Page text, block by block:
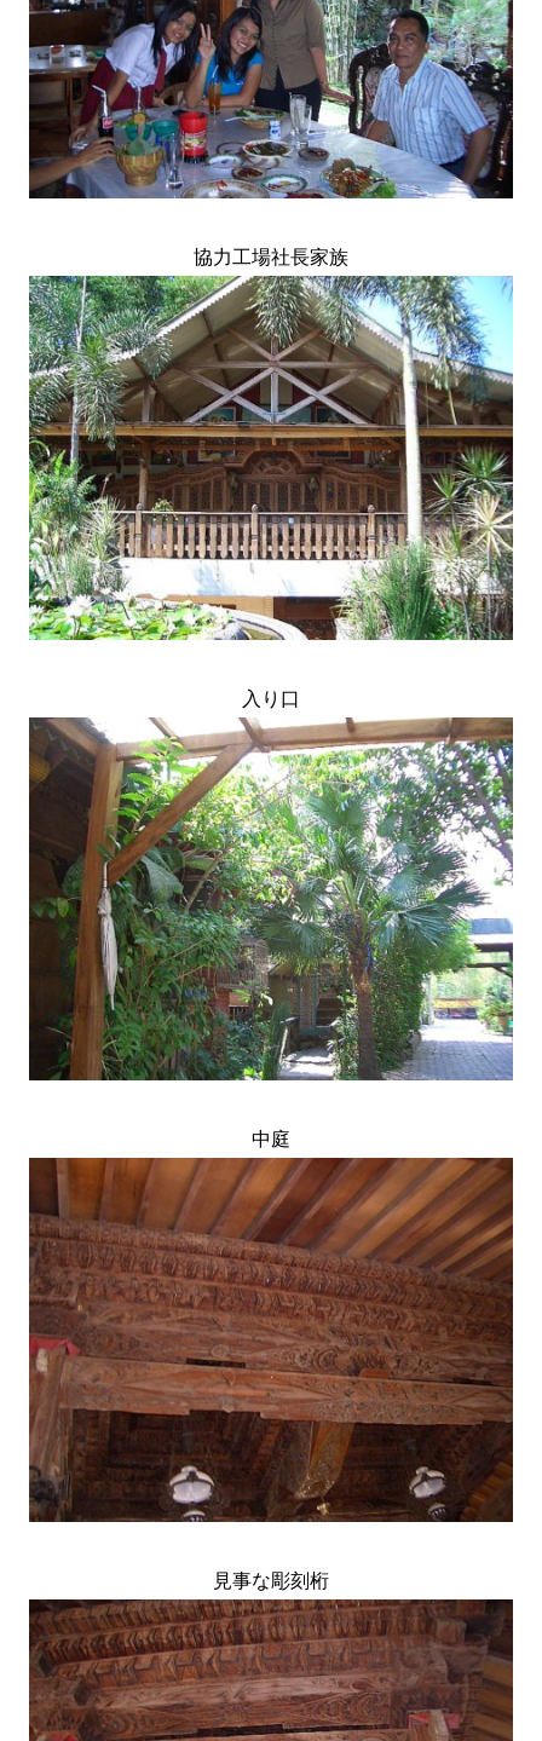
協力工場社長家族
入り口
中庭
見事な彫刻桁